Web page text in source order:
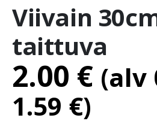
Viivain
taittuva
2.00 € (alv
1.59 €)